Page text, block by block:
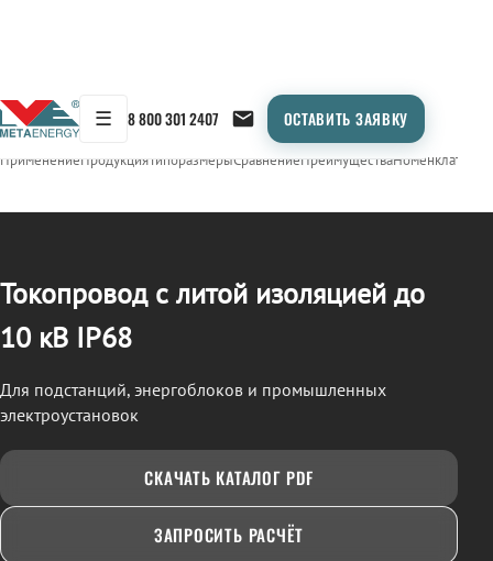
☰ 8 800 301 2407 ОСТАВИТЬ ЗАЯВКУ
← Продукция/ТОКОПРОВОД
ПрименениеПродукцияТипоразмерыСравнениеПреимуществаНоменклатура
Токопровод с литой изоляцией до
10 кВ IP68
Для подстанций, энергоблоков и промышленных
электроустановок
СКАЧАТЬ КАТАЛОГ PDF
ЗАПРОСИТЬ РАСЧЁТ